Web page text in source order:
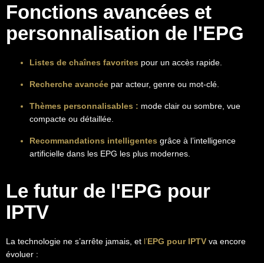
Fonctions avancées et
personnalisation de l'EPG
Listes de chaînes favorites pour un accès rapide.
Recherche avancée par acteur, genre ou mot-clé.
Thèmes personnalisables : mode clair ou sombre, vue
compacte ou détaillée.
Recommandations intelligentes grâce à l’intelligence
artificielle dans les EPG les plus modernes.
Le futur de l'EPG pour
IPTV
La technologie ne s’arrête jamais, et l’EPG pour IPTV va encore
évoluer :